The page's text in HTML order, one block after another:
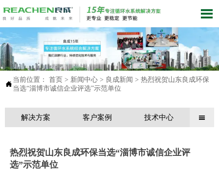


当前位置： 首页 > 新闻中心 > 良成新闻 > 热烈祝贺山东良成环保
当选“淄博市诚信企业评选”示范单位
解决方案 客户案例 技术中心 
热烈祝贺山东良成环保当选“淄博市诚信企业评
选”示范单位